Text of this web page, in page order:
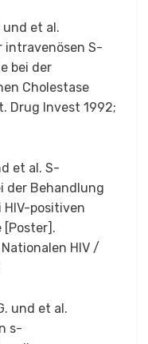
und et al.
intravenösen S-
bei der
Cholestase
Drug Invest 1992;
et al. S-
der Behandlung
HIV-positiven
[Poster].
HIV /
und et al.
s-